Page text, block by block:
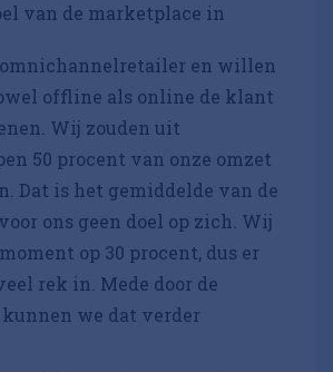
van de marketplace in
omnichannelretailer en willen
offline als online de klant
Wij zouden uit
50 procent van onze omzet
Dat is het gemiddelde van de
ons geen doel op zich. Wij
op 30 procent, dus er
rek in. Mede door de
we dat verder